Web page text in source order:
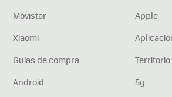
Movistar
Apple
Xiaomi
Guías de compra
Android
5g